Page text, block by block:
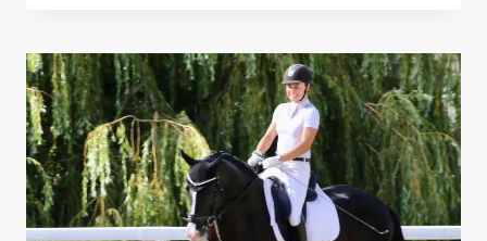
TRÈS
BON
CONCOURS
À
LIMOGES-
MONCONTOUR